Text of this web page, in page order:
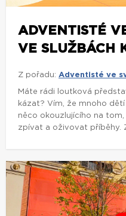
ADVENTISTÉ
VE SLUŽBÁCH
Z pořadu: Adventisté ve
Máte rádi loutková
kázat? Vím, že mnoho
něco okouzlujícího na
zpívat a oživovat příběhy.